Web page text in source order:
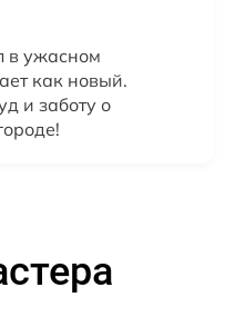
в ужасном
как новый.
и заботу о